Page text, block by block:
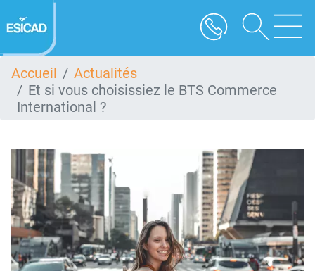
au
contenu
Accueil
Actualités
Et si vous choisissiez le BTS Commerce
International ?